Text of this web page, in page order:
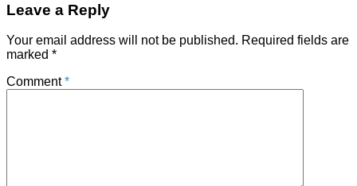
Leave a Reply
Your email address will not be published. Required fields are
marked *
Comment*